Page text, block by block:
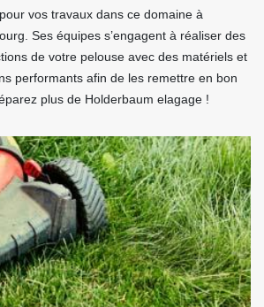
vos travaux dans ce domaine à
Ses équipes s’engagent à réaliser des
de votre pelouse avec des matériels et
performants afin de les remettre en bon
plus de Holderbaum elagage !